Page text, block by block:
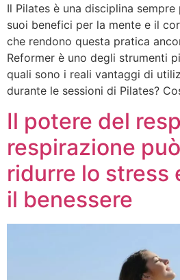
Il Pilates è una disciplina
suoi benefici per la mente e il
che rendono questa pratica
Reformer è uno degli strumenti
quali sono i reali vantaggi di
durante le sessioni di Pilates?
Il potere del
respirazione
ridurre lo stress
il benessere